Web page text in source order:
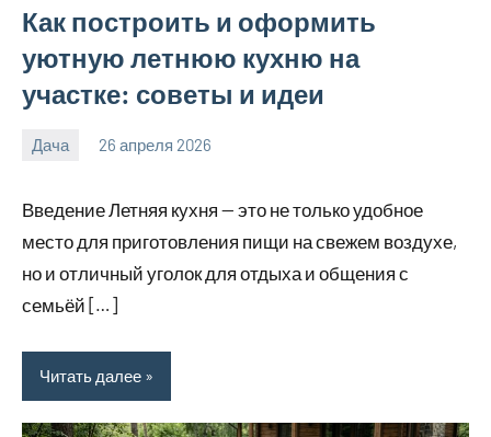
Как построить и оформить
уютную летнюю кухню на
участке: советы и идеи
Дача 26 апреля 2026
calvinken_co
Введение Летняя кухня — это не только удобное
место для приготовления пищи на свежем воздухе,
но и отличный уголок для отдыха и общения с
семьёй […]
Читать далее